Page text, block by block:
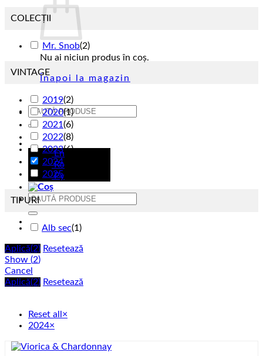
Nu ai niciun produs în coș.
Înapoi la magazin
Caută
după:
Ro
En
Ro
Ру
Caută
COLECȚII
Mr. Snob(2)
VINTAGE
2019(2)
2020(1)
2021 (6)
2022(8)
2023(6)
2024(
2025(
TIPURI
Alb sec(1 )
Aplică(2) Resetează
Show (2)
Cancel
Aplică(2) Resetează
Reset all ×
2024×